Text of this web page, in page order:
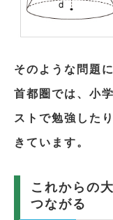
そのような問題
首都圏では、小
ストで勉強した
きています。
これからの
つながる